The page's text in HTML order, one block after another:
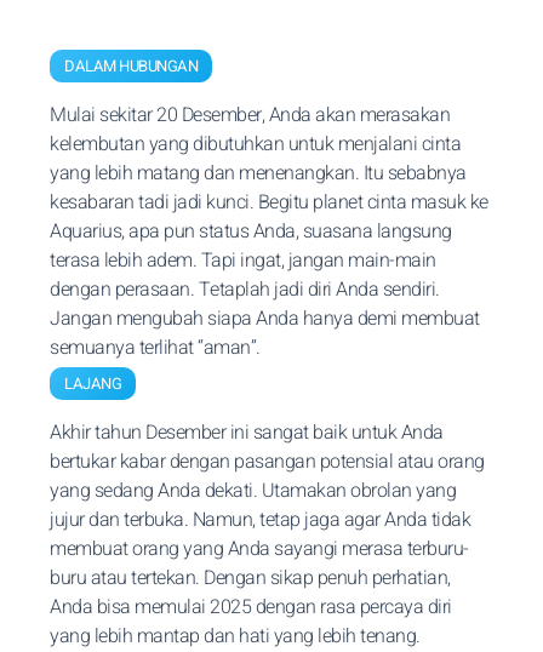
DALAM HUBUNGAN
Mulai sekitar 20 Desember, Anda akan merasakan
kelembutan yang dibutuhkan untuk menjalani cinta
yang lebih matang dan menenangkan. Itu sebabnya
kesabaran tadi jadi kunci. Begitu planet cinta masuk ke
Aquarius, apa pun status Anda, suasana langsung
terasa lebih adem. Tapi ingat, jangan main-main
dengan perasaan. Tetaplah jadi diri Anda sendiri.
Jangan mengubah siapa Anda hanya demi membuat
semuanya terlihat “aman”.
LAJANG
Akhir tahun Desember ini sangat baik untuk Anda
bertukar kabar dengan pasangan potensial atau orang
yang sedang Anda dekati. Utamakan obrolan yang
jujur dan terbuka. Namun, tetap jaga agar Anda tidak
membuat orang yang Anda sayangi merasa terburu-
buru atau tertekan. Dengan sikap penuh perhatian,
Anda bisa memulai 2025 dengan rasa percaya diri
yang lebih mantap dan hati yang lebih tenang.